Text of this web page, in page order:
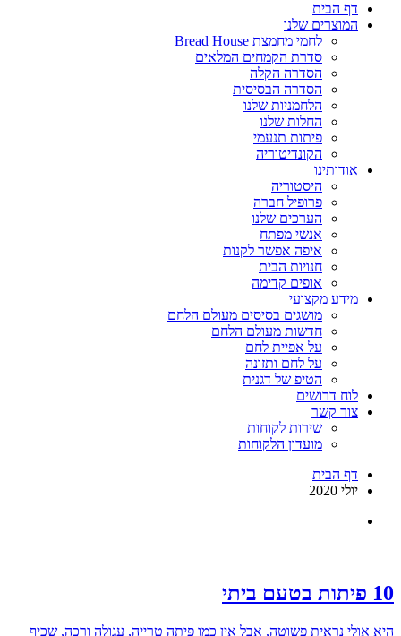
דף הבית
המוצרים שלנו
לחמי מחמצת Bread House
סדרת הקמחים המלאים
הסדרה הקלה
הסדרה הבסיסית
הלחמניות שלנו
החלות שלנו
פיתות תנעמי
הקונדיטוריה
אודותינו
היסטוריה
פרופיל חברה
הערכים שלנו
אנשי מפתח
איפה אפשר לקנות
חנויות הבית
אופים קדימה
מידע מקצועי
מושגים בסיסים מעולם הלחם
חדשות מעולם הלחם
על אפיית לחם
על לחם ותזונה
הטיפ של דגנית
לוח דרושים
צור קשר
שירות לקוחות
מועדון הלקוחות
דף הבית
יולי 2020
10 פיתות בטעם ביתי
היא אולי נראית פשוטה, אבל אין כמו פיתה טרייה, עגולה ורכה, שכיף